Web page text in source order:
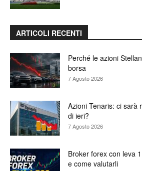
ARTICOLI RECENTI
Perché le azioni
borsa
7 Agosto 2026
Azioni Tenaris: ci sarà
di ieri?
7 Agosto 2026
Broker forex con leva
e come valutarli